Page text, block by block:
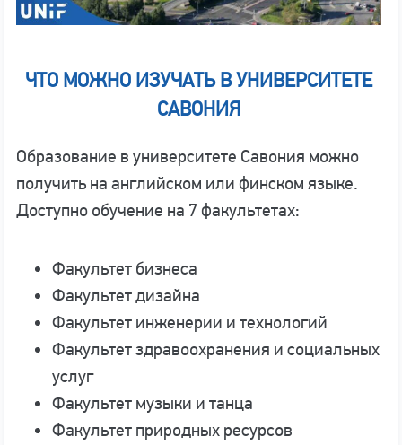
ЧТО МОЖНО ИЗУЧАТЬ В УНИВЕРСИТЕТЕ
САВОНИЯ
Образование в университете Савония можно
получить на английском или финском языке.
Доступно обучение на 7 факультетах:
Факультет бизнеса
Факультет дизайна
Факультет инженерии и технологий
Факультет здравоохранения и социальных
услуг
Факультет музыки и танца
Факультет природных ресурсов